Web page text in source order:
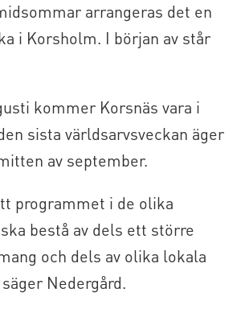
arrangeras det en
i Korsholm. I början av står
kommer Korsnäs vara i
sista världsarvsveckan äger
av september.
programmet i de olika
bestå av dels ett större
och dels av olika lokala
Nedergård.